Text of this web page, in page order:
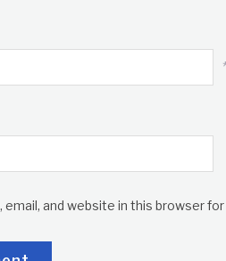
email, and website in this browser